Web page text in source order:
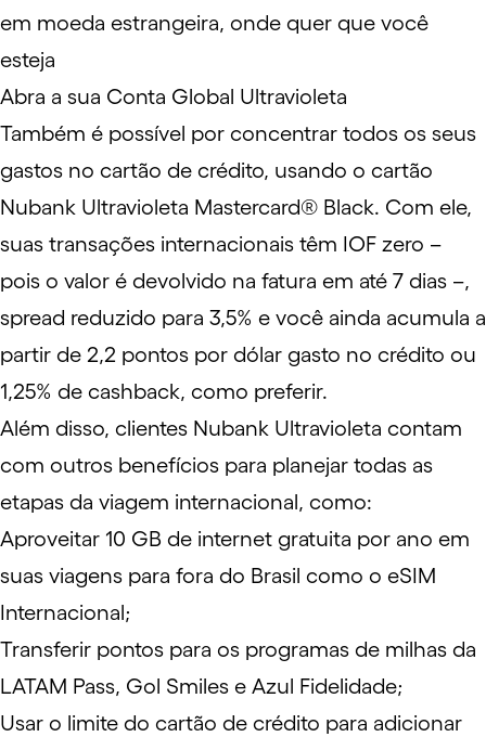
em moeda estrangeira, onde quer que você
esteja
Abra a sua Conta Global Ultravioleta
Também é possível por concentrar todos os seus
gastos no cartão de crédito, usando o cartão
Nubank Ultravioleta Mastercard® Black. Com ele,
suas transações internacionais têm IOF zero –
pois o valor é devolvido na fatura em até 7 dias –,
spread reduzido para 3,5% e você ainda acumula a
partir de 2,2 pontos por dólar gasto no crédito ou
1,25% de cashback, como preferir.
Além disso, clientes Nubank Ultravioleta contam
com outros benefícios para planejar todas as
etapas da viagem internacional, como:
Aproveitar 10 GB de internet gratuita por ano em
suas viagens para fora do Brasil como o eSIM
Internacional;
Transferir pontos para os programas de milhas da
LATAM Pass, Gol Smiles e Azul Fidelidade;
Usar o limite do cartão de crédito para adicionar